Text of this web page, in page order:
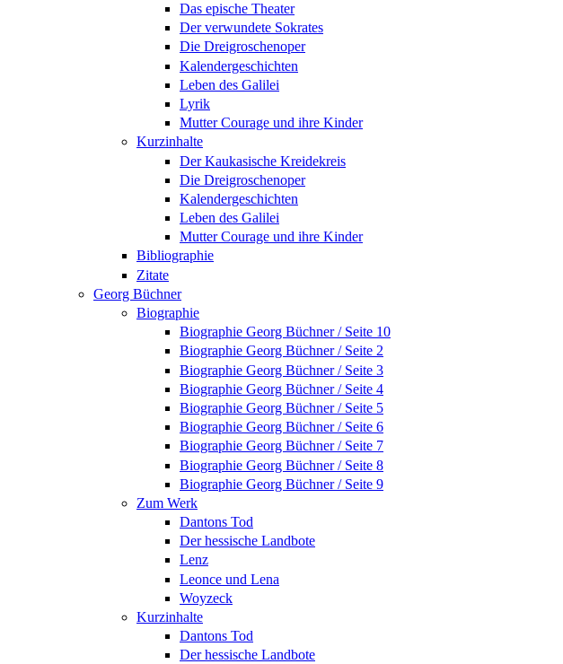
Das epische Theater
Der verwundete Sokrates
Die Dreigroschenoper
Kalendergeschichten
Leben des Galilei
Lyrik
Mutter Courage und ihre Kinder
Kurzinhalte
Der Kaukasische Kreidekreis
Die Dreigroschenoper
Kalendergeschichten
Leben des Galilei
Mutter Courage und ihre Kinder
Bibliographie
Zitate
Georg Büchner
Biographie
Biographie Georg Büchner / Seite 10
Biographie Georg Büchner / Seite 2
Biographie Georg Büchner / Seite 3
Biographie Georg Büchner / Seite 4
Biographie Georg Büchner / Seite 5
Biographie Georg Büchner / Seite 6
Biographie Georg Büchner / Seite 7
Biographie Georg Büchner / Seite 8
Biographie Georg Büchner / Seite 9
Zum Werk
Dantons Tod
Der hessische Landbote
Lenz
Leonce und Lena
Woyzeck
Kurzinhalte
Dantons Tod
Der hessische Landbote